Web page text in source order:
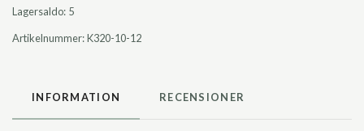
Lagersaldo: 5
Artikelnummer:K320-10-12
INFORMATION RECENSIONER